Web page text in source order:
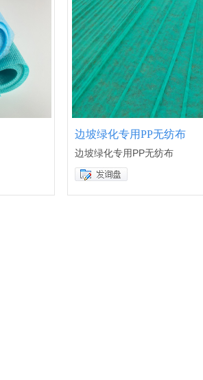
边坡绿化专用PP无纺布
边坡绿化专用PP无纺布